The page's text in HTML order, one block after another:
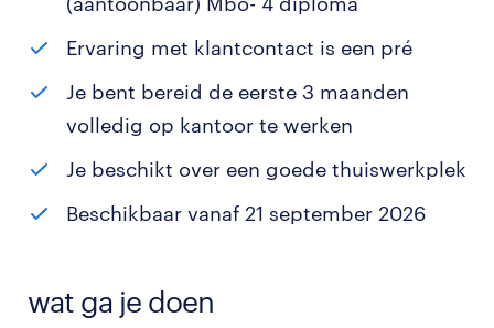
Ervaring met klantcontact is een pré
Je bent bereid de eerste 3 maanden
volledig op kantoor te werken
Je beschikt over een goede thuiswerkplek
Beschikbaar vanaf 21 september 2026
wat ga je doen